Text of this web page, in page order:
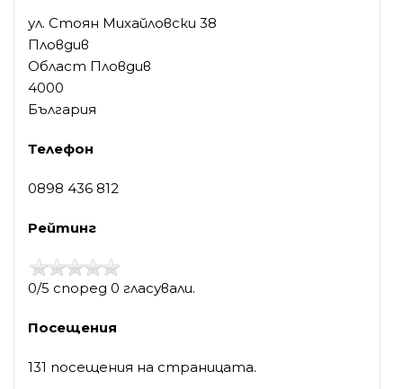
ул. Стоян Михайловски 38
Пловдив
Област Пловдив
4000
България
Телефон
0898 436 812
Рейтинг
0/5 според 0 гласували.
Посещения
131 посещения на страницата.